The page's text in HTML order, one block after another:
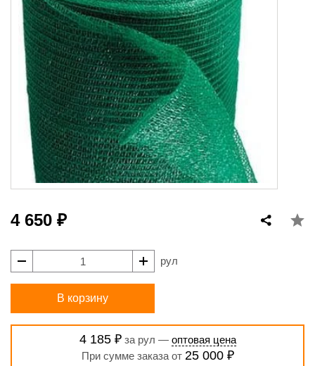
4 650 ₽
рул
В корзину
4 185 ₽за рул — оптовая цена
При сумме заказа от 25 000 ₽